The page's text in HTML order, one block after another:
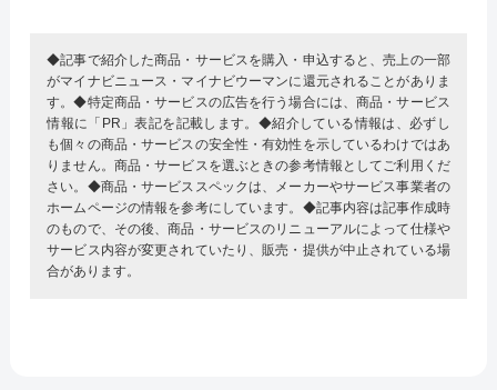
◆記事で紹介した商品・サービスを購入・申込すると、売上の一部
がマイナビニュース・マイナビウーマンに還元されることがありま
す。◆特定商品・サービスの広告を行う場合には、商品・サービス
情報に「PR」表記を記載します。◆紹介している情報は、必ずし
も個々の商品・サービスの安全性・有効性を示しているわけではあ
りません。商品・サービスを選ぶときの参考情報としてご利用くだ
さい。◆商品・サービススペックは、メーカーやサービス事業者の
ホームページの情報を参考にしています。◆記事内容は記事作成時
のもので、その後、商品・サービスのリニューアルによって仕様や
サービス内容が変更されていたり、販売・提供が中止されている場
合があります。